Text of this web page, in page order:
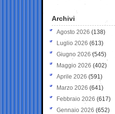
Archivi
Agosto 2026 (138)
Luglio 2026 (613)
Giugno 2026 (545)
Maggio 2026 (402)
Aprile 2026 (591)
Marzo 2026 (641)
Febbraio 2026 (617)
Gennaio 2026 (652)